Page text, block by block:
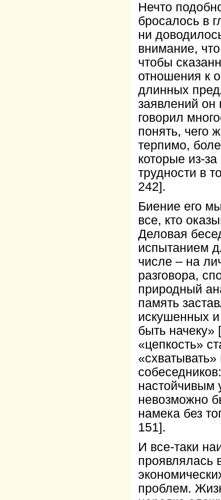
Нечто
бросалось в
ни
внимание,
чтобы
отношения к
длинных
заявлений он
говорил
понять, чего
терпимо,
которые из-
трудности в
242].
Биение его
все, кто
Деловая
испытанием
числе – на
разговора,
природный
память
искушенных
быть
«цепкость»
настойчивым
невозможно
намека без
151].
И все-таки
проявлялась
проблем.